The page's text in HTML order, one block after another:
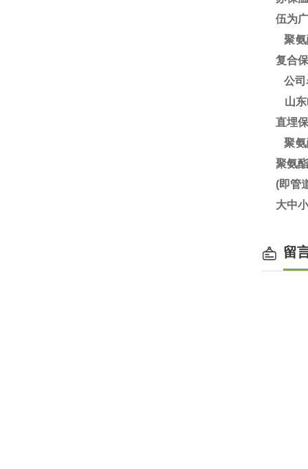
伍为
聚
复合
公司
山东
直埋
聚氨
聚氨
(即管
大中
留